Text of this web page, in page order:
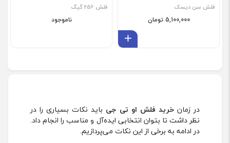
فلش سن دیسک
5,100,000 تومان
فلش 256 گیگ
ناموجود
در زمان خرید فلش او تی جی باید نکات بسیاری را در
نظر داشت تا بتوان انتخابی ایده‌آل و مناسب را انجام داد.
در ادامه به برخی از این نکات می‌پردازیم.